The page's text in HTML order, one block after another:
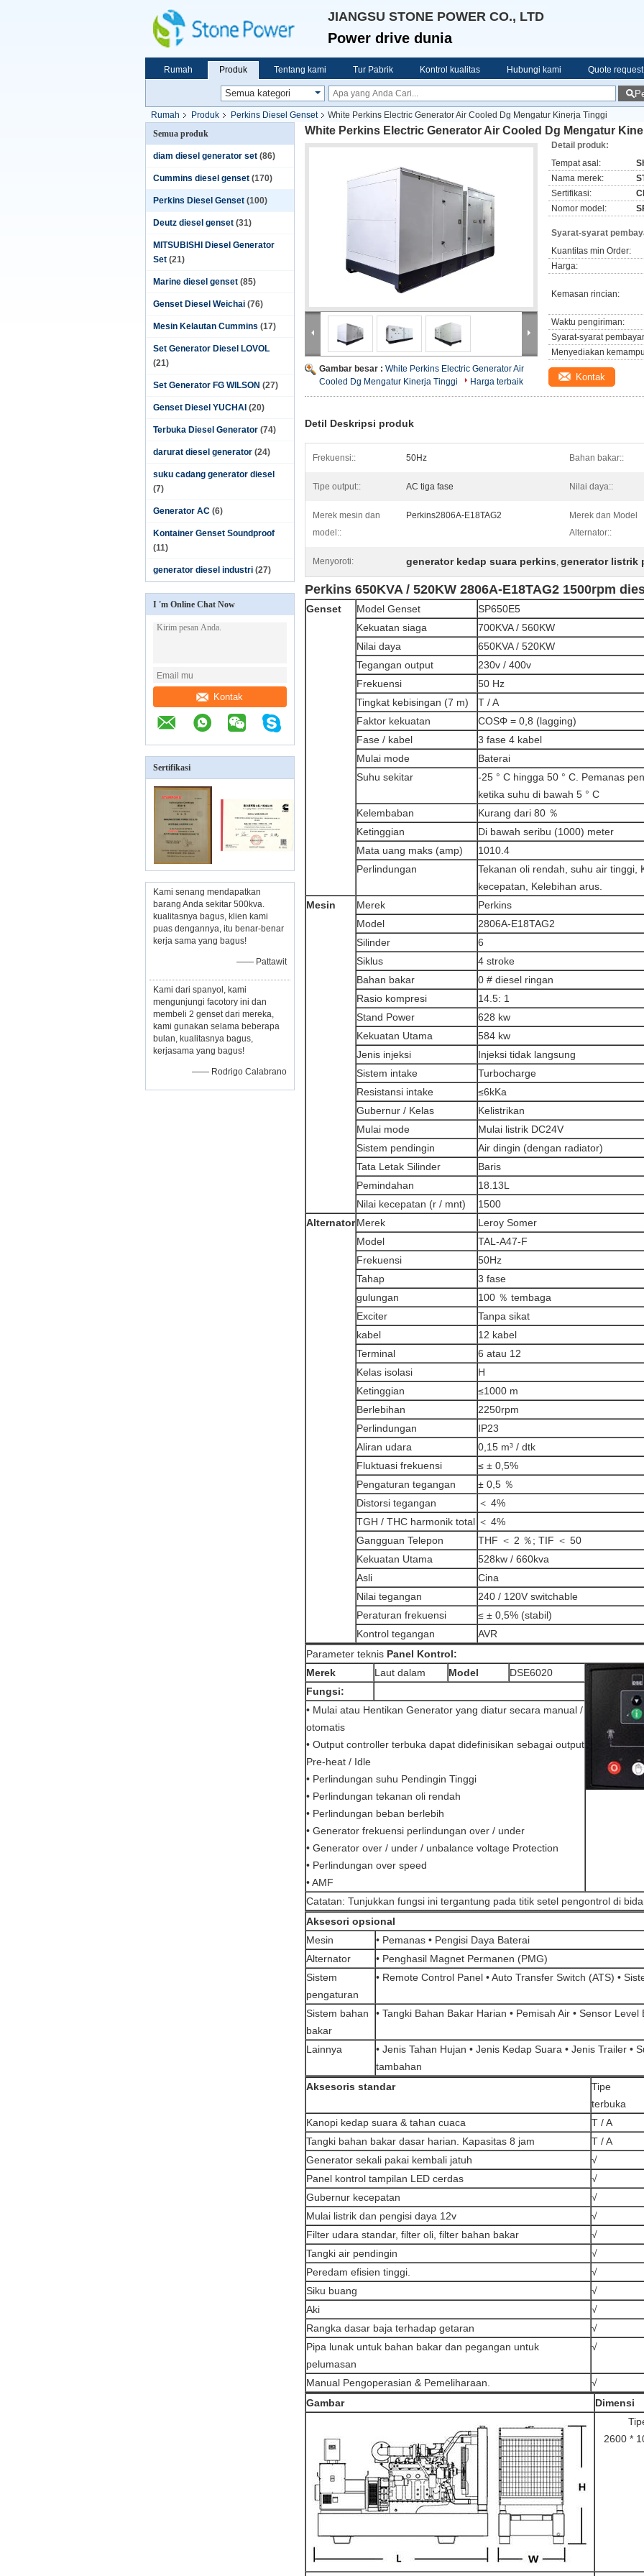
JIANGSU STONE POWER CO., LTD
Power drive dunia
Rumah Produk Tentang kami Tur Pabrik Kontrol kualitas Hubungi kami Quote
Rumah Produk Perkins Diesel Genset
White Perkins Electric Generator Air Cooled Dg Mengatur Kinerja Tinggi
Semua produk
diam diesel generator set (86)
Cummins diesel genset (170)
Perkins Diesel Genset (100)
Deutz diesel genset (31)
MITSUBISHI Diesel Generator
Set (21)
Marine diesel genset (85)
Genset Diesel Weichai (76)
Mesin Kelautan Cummins (17)
Set Generator Diesel LOVOL
(21)
Set Generator FG WILSON (27)
Genset Diesel YUCHAI (20)
Terbuka Diesel Generator (74)
darurat diesel generator (24)
suku cadang generator diesel
(7)
Generator AC (6)
Kontainer Genset Soundproof
(11)
generator diesel industri (27)
I 'm Online Chat Now
Kontak
Sertifikasi
Kami senang mendapatkan
barang Anda sekitar 500kva.
kualitasnya bagus, klien kami
puas dengannya, itu benar-benar
kerja sama yang bagus!
—— Pattawit
Kami dari spanyol, kami
mengunjungi facotory ini dan
membeli 2 genset dari mereka,
kami gunakan selama beberapa
bulan, kualitasnya bagus,
kerjasama yang bagus!
—— Rodrigo Calabrano
White Perkins Electric Generator Air Cooled Dg Mengatur
Gambar besar : White Perkins Electric Generator Air
Cooled Dg Mengatur Kinerja Tinggi
Harga terbaik
Detail produk:
Tempat asal:
Nama merek:
Sertifikasi:
Nomor model:
Syarat-syarat
Kuantitas min Order:
Harga:
Kemasan rincian:
Waktu pengiriman:
Syarat-syarat
Menyediakan
Kontak
Detil Deskripsi produk
Frekuensi:: 50Hz Bahan bakar::
Tipe output:: AC tiga fase Nilai daya::
Merek mesin dan
model::
Perkins2806A-E18TAG2
Merek dan Model
Alternator::
Menyoroti: generator kedap suara perkins, generator listrik
Perkins 650KVA / 520KW 2806A-E18TAG2 1500rpm
Genset Model Genset
SP650E5
Kekuatan siaga
700KVA / 560KW
Nilai daya
650KVA / 520KW
Tegangan output
230v / 400v
Frekuensi
50 Hz
Tingkat kebisingan (7 m)
T / A
Faktor kekuatan
COSΦ = 0,8 (lagging)
Fase / kabel
3 fase 4 kabel
Mulai mode
Baterai
Suhu sekitar
-25 ° C hingga 50 ° C. Pemanas
ketika suhu di bawah 5 ° C
Kelembaban
Kurang dari 80 ％
Ketinggian
Di bawah seribu (1000) meter
Mata uang maks (amp)
1010.4
Perlindungan
Tekanan oli rendah, suhu air tinggi,
kecepatan, Kelebihan arus.
Mesin
Merek
Perkins
Model
2806A-E18TAG2
Silinder
6
Siklus
4 stroke
Bahan bakar
0 # diesel ringan
Rasio kompresi
14.5: 1
Stand Power
628 kw
Kekuatan Utama
584 kw
Jenis injeksi
Injeksi tidak langsung
Sistem intake
Turbocharge
Resistansi intake
≤6kKa
Gubernur / Kelas
Kelistrikan
Mulai mode
Mulai listrik DC24V
Sistem pendingin
Air dingin (dengan radiator)
Tata Letak Silinder
Baris
Pemindahan
18.13L
Nilai kecepatan (r / mnt)
1500
AlternatorMerek
Leroy Somer
Model
TAL-A47-F
Frekuensi
50Hz
Tahap
3 fase
gulungan
100 ％ tembaga
Exciter
Tanpa sikat
kabel
12 kabel
Terminal
6 atau 12
Kelas isolasi
H
Ketinggian
≤1000 m
Berlebihan
2250rpm
Perlindungan
IP23
Aliran udara
0,15 m³ / dtk
Fluktuasi frekuensi
≤ ± 0,5%
Pengaturan tegangan
± 0,5 ％
Distorsi tegangan
＜ 4%
TGH / THC harmonik total ＜ 4%
Gangguan Telepon
THF ＜ 2 ％; TIF ＜ 50
Kekuatan Utama
528kw / 660kva
Asli
Cina
Nilai tegangan
240 / 120V switchable
Peraturan frekuensi
≤ ± 0,5% (stabil)
Kontrol tegangan
AVR
Parameter teknis Panel Kontrol:
Merek
Laut dalam Model
DSE6020
Fungsi:
• Mulai atau Hentikan Generator yang diatur secara manual /
otomatis
• Output controller terbuka dapat didefinisikan sebagai output
Pre-heat / Idle
• Perlindungan suhu Pendingin Tinggi
• Perlindungan tekanan oli rendah
• Perlindungan beban berlebih
• Generator frekuensi perlindungan over / under
• Generator over / under / unbalance voltage Protection
• Perlindungan over speed
• AMF
Catatan: Tunjukkan fungsi ini tergantung pada titik setel pengontrol di
Aksesori opsional
Mesin
• Pemanas • Pengisi Daya Baterai
Alternator
• Penghasil Magnet Permanen (PMG)
Sistem
pengaturan
• Remote Control Panel • Auto Transfer Switch (ATS) •
Sistem bahan
bakar
• Tangki Bahan Bakar Harian • Pemisah Air • Sensor Level
Lainnya
• Jenis Tahan Hujan • Jenis Kedap Suara • Jenis Trailer •
tambahan
Aksesoris standar
Tipe
terbuka
Kanopi kedap suara & tahan cuaca
T / A
Tangki bahan bakar dasar harian. Kapasitas 8 jam
T / A
Generator sekali pakai kembali jatuh
√
Panel kontrol tampilan LED cerdas
√
Gubernur kecepatan
√
Mulai listrik dan pengisi daya 12v
√
Filter udara standar, filter oli, filter bahan bakar
√
Tangki air pendingin
√
Peredam efisien tinggi.
√
Siku buang
√
Aki
√
Rangka dasar baja terhadap getaran
√
Pipa lunak untuk bahan bakar dan pegangan untuk
pelumasan
√
Manual Pengoperasian & Pemeliharaan.
√
Gambar
Dimensi
2600 *